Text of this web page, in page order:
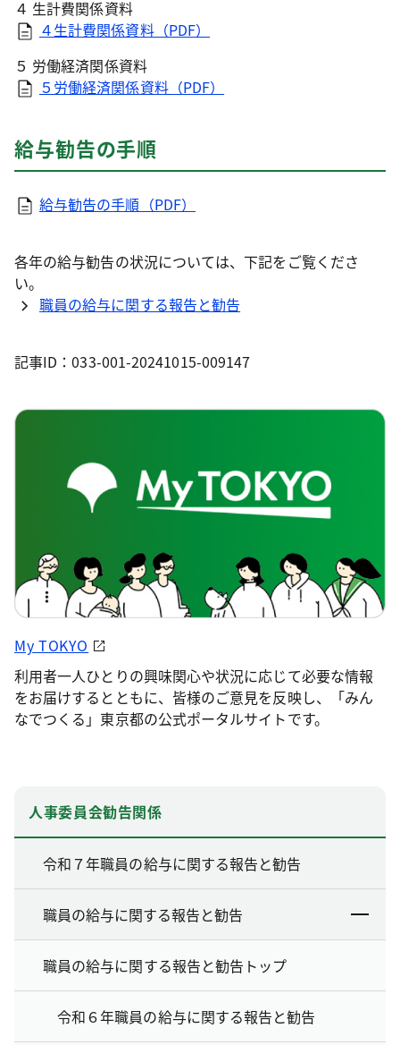
４ 生計費関係資料
４生計費関係資料（PDF）
５ 労働経済関係資料
５労働経済関係資料（PDF）
給与勧告の手順
給与勧告の手順（PDF）
各年の給与勧告の状況については、下記をご覧くださ
い。
職員の給与に関する報告と勧告
記事ID：033-001-20241015-009147
My TOKYO
利用者一人ひとりの興味関心や状況に応じて必要な情報
をお届けするとともに、皆様のご意見を反映し、「みん
なでつくる」東京都の公式ポータルサイトです。
人事委員会勧告関係
令和７年職員の給与に関する報告と勧告
職員の給与に関する報告と勧告
職員の給与に関する報告と勧告トップ
令和６年職員の給与に関する報告と勧告